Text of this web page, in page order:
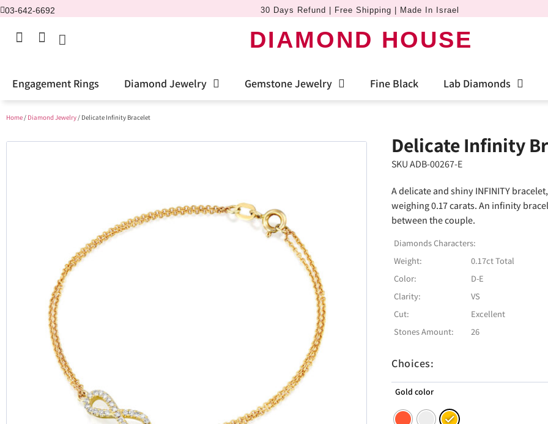
03-642-6692 30 Days Refund | Free Shipping | Made In Israel
DIAMOND HOUSE
Engagement Rings Diamond Jewelry Gemstone Jewelry Fine Black Lab Diamonds
Home/ Diamond Jewelry/ Delicate Infinity Bracelet
Delicate Infinity
SKU ADB-00267-E
A delicate and shiny INFINITY
weighing 0.17 carats. An infinity
between the couple.
Diamonds Characters:
Weight:
0.17ct Total
Color:
D-E
Clarity:
VS
Cut:
Excellent
Stones Amount:
26
Choices:
Gold color